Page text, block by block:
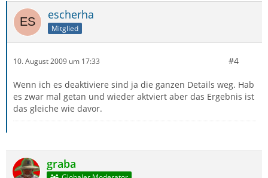
escherha
Mitglied
10. August 2009 um 17:33 #4
Wenn ich es deaktiviere sind ja die ganzen Details weg. Hab
es zwar mal getan und wieder aktviert aber das Ergebnis ist
das gleiche wie davor.
graba